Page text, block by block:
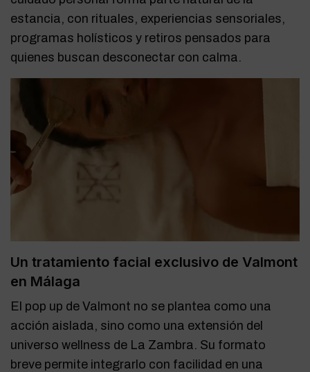
estancia, con rituales, experiencias sensoriales,
programas holísticos y retiros pensados para
quienes buscan desconectar con calma.
Un tratamiento facial exclusivo de Valmont
en Málaga
El pop up de Valmont no se plantea como una
acción aislada, sino como una extensión del
universo wellness de La Zambra. Su formato
breve permite integrarlo con facilidad en una